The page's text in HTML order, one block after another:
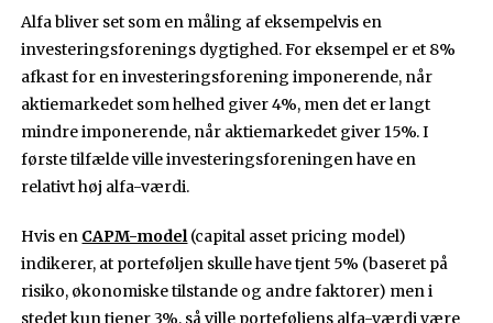
Alfa bliver set som en måling af eksempelvis en
investeringsforenings dygtighed. For eksempel er et 8%
afkast for en investeringsforening imponerende, når
aktiemarkedet som helhed giver 4%, men det er langt
mindre imponerende, når aktiemarkedet giver 15%. I
første tilfælde ville investeringsforeningen have en
relativt høj alfa-værdi.
Hvis en CAPM-model (capital asset pricing model)
indikerer, at porteføljen skulle have tjent 5% (baseret på
risiko, økonomiske tilstande og andre faktorer) men i
stedet kun tjener 3%, så ville porteføljens alfa-værdi være